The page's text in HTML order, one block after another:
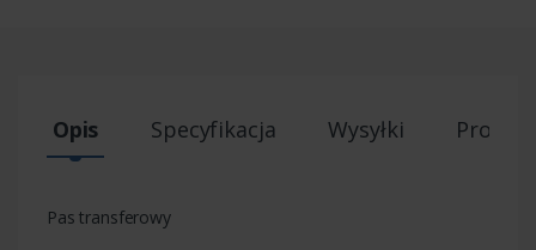
Opis Specyfikacja Wysyłki
Pas transferowy